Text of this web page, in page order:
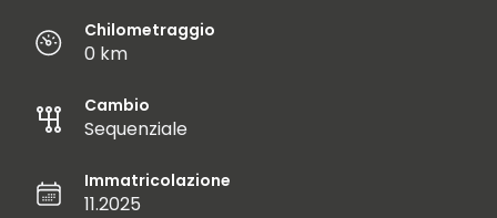
Chilometraggio
0 km
Cambio
Sequenziale
Immatricolazione
11.2025